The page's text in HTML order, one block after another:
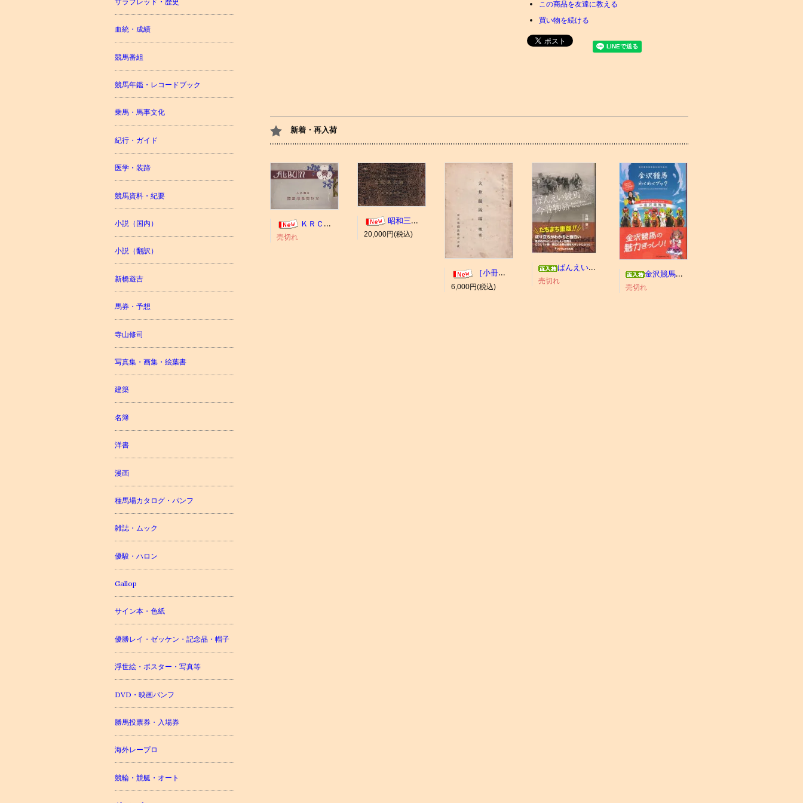
この商品を友達に教える
買い物を続ける
新着・再入荷
ＫＲＣ ＡＬＢＵＭ（京都競馬場写真帖）
売切れ
昭和三年十一月 御大典記念
20,000円(税込)
［小冊子］大井競馬場 概要
6,000円(税込)
ばんえい競馬今昔物語
売切れ
金沢競馬わくわくブック
売切れ
血統・成績
競馬番組
競馬年鑑・レコードブック
乗馬・馬事文化
紀行・ガイド
医学・装蹄
競馬資料・紀要
小説（国内）
小説（翻訳）
新橋遊吉
馬券・予想
寺山修司
写真集・画集・絵葉書
建築
名簿
洋書
漫画
種馬場カタログ・パンフ
雑誌・ムック
優駿・ハロン
Gallop
サイン本・色紙
優勝レイ・ゼッケン・記念品・帽子
浮世絵・ポスター・写真等
DVD・映画パンフ
勝馬投票券・入場券
海外レープロ
競輪・競艇・オート